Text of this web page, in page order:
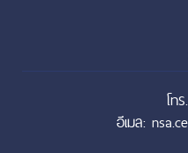
โท
อีเมล: